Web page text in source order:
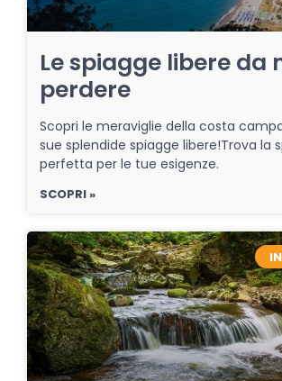
Le spiagge libere da
perdere
Scopri le meraviglie della costa
sue splendide spiagge libere!Trova la
perfetta per le tue esigenze.
SCOPRI »